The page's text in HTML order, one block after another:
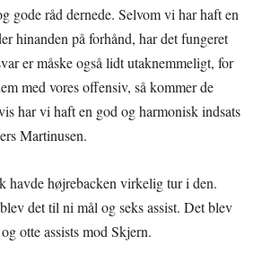
gode råd dernede. Selvom vi har haft en
hinanden på forhånd, har det fungeret
er måske også lidt utaknemmeligt, for
med vores offensiv, så kommer de
har vi haft en god og harmonisk indsats
Martinusen.
havde højrebacken virkelig tur i den.
det til ni mål og seks assist. Det blev
otte assists mod Skjern.